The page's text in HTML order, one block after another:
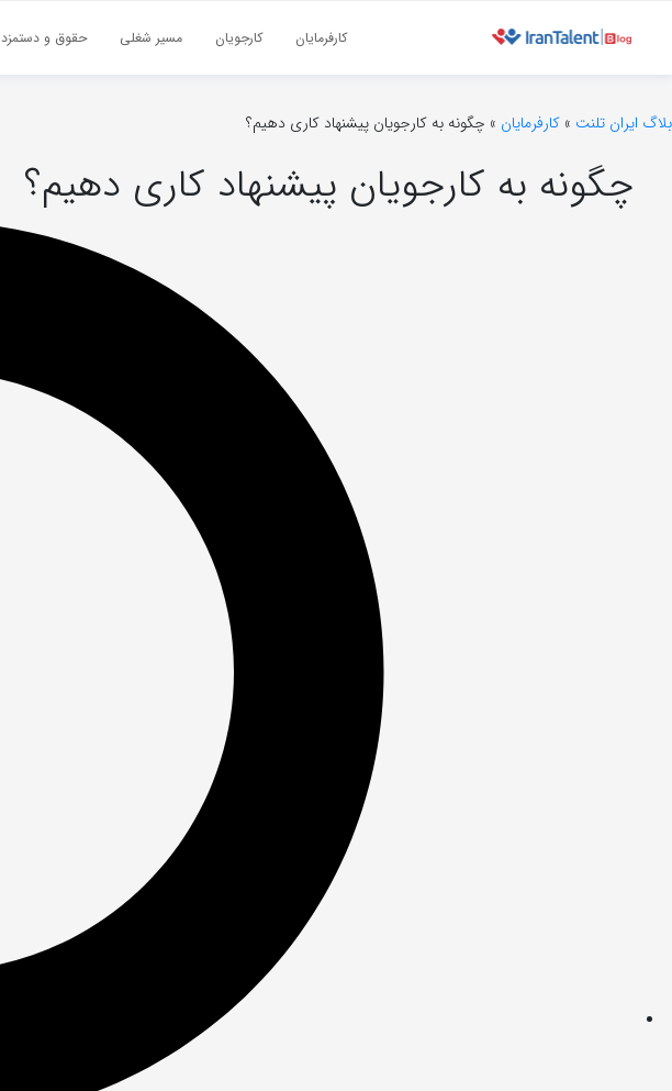
کارفرمایان کارجویان مسیر شغلی حقوق و دستمزد
بلاگ ایران تلنت » کارفرمایان » چگونه به کارجویان پیشنهاد کاری دهیم؟
چگونه به کارجویان پیشنهاد کاری دهیم؟